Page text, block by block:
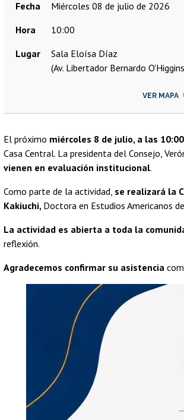
Fecha
miércoles 08 de julio de 2026
Hora
10:00
Lugar
Sala Eloísa Díaz
(Av. Libertador Bernardo
VER MAPA
El próximo miércoles 8 de julio, a las
Casa Central. La presidenta del Consejo,
vienen en evaluación institucional.
Como parte de la actividad, se realizará la
Kakiuchi, Doctora en Estudios Americanos
La actividad es abierta a toda la
reflexión.
Agradecemos confirmar su asistencia